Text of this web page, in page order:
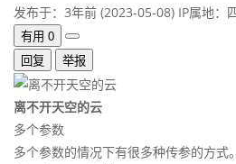
发布于：3年前 (2023-05-08) IP属地：
有用 0
回复
举报
离不开天空的云
多个参数
多个参数的情况下有很多种传参的方式